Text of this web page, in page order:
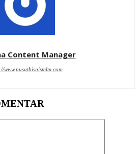
Content Manager
www.pusatbisnismlm.com